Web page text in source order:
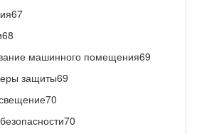
машинного помещения69
защиты69